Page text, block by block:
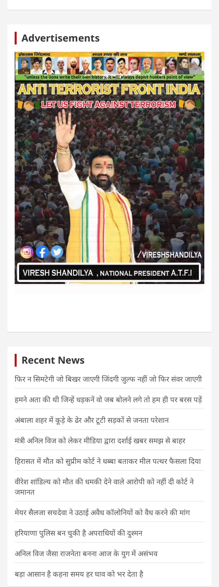
Advertisements
Recent News
फिर न सिमटेगी जो बिखर जाएगी जिंदगी जुल्फ नहीं जो फिर संवर जाएगी
हमने अता की थी जिन्हें धड़कनें वो जब बोलने लगे तो हम ही पर बरस पड़ें
अंबाला शहर में कूड़े के ढेर और टूटी सड़कों से जनता परेशान
मंत्री अनिल विज को लेकर मीडिया द्वारा दर्शाई खबर समझ से बाहर
हिरासत में मौत को सुप्रीम कोर्ट ने धब्बा बताकर मील पत्थर फैसला दिया
वीरेश शांडिल्य को मौत की धमकी देने वाले आरोपी को नहीं दी कोर्ट ने
जमानत
मेयर सैलजा सचदेवा ने उठाई अवैध कॉलोनियों को वैध करने की मांग
हरियाणा पुलिस बन चुकी है अपराधियों की दुश्मन
अनिल विज जैसा राजनेता बनना आज के युग में असंभव
बड़ा आसान है कहना समय हर घाव को भर देता है